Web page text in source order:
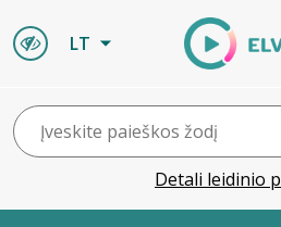
LT
Detali leidinio